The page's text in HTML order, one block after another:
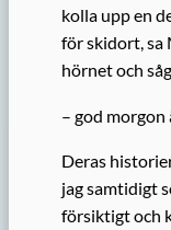
kolla upp en
för skidort, sa
hörnet och
– god morgon
Deras
jag samtidigt
försiktigt och